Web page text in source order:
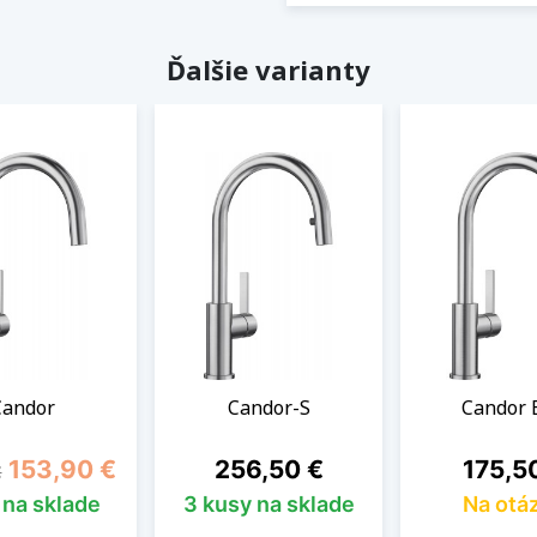
Ďalšie varianty
cena
Cena
153,90 €
sklade
Candor-S
Cena
256,50 €
3 kusy na sklade
Candor
Cena
Na